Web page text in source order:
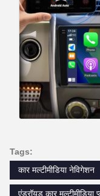
Tags:
कार मल्टीमीडिया नेविगेशन
एंड्रॉयड कार मल्टीमीडिया